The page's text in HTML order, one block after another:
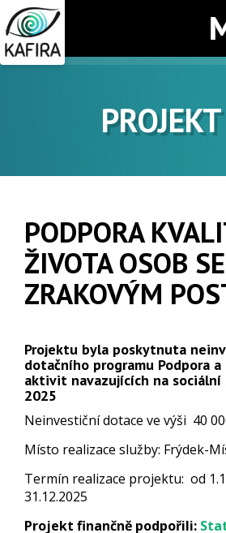
PODPORA
ŽIVOTA OSOB SE
ZRAKOVÝM
Projektu byla poskytnuta
dotačního programu Podpora
aktivit navazujících na sociální
2025
Neinvestiční dotace ve výši 40
Místo realizace služby: Frýdek-
Termín realizace projektu: od
31.12.2025
Projekt finančně podpořili: